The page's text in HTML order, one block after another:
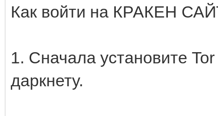
Как войти на КРАКЕН
1. Сначала установите
даркнету.